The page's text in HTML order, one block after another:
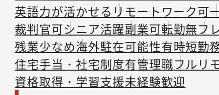
英語力が活かせる リモートワーク可
裁判官可シニア活躍副業可転勤無フ
残業少なめ海外駐在可能性有時短勤
住宅手当・社宅制度有管理職フルリ
資格取得・学習支援未経験歓迎